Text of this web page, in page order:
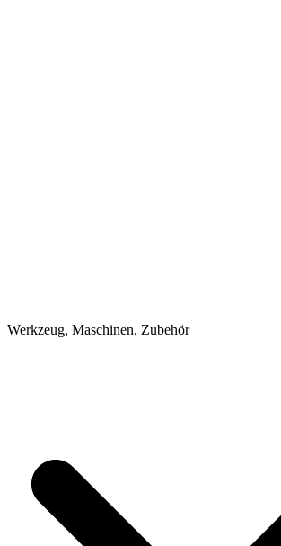
Werkzeug, Maschinen, Zubehör